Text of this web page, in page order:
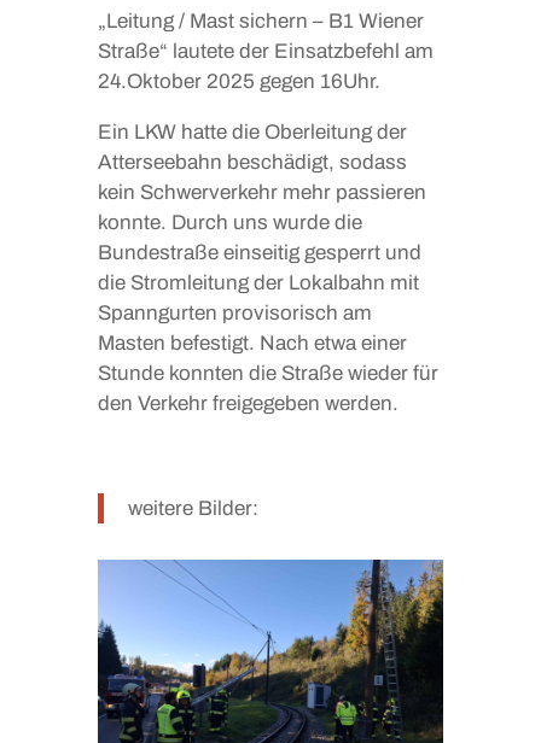
„Leitung / Mast sichern – B1 Wiener
Straße“ lautete der Einsatzbefehl am
24.Oktober 2025 gegen 16Uhr.
Ein LKW hatte die Oberleitung der
Atterseebahn beschädigt, sodass
kein Schwerverkehr mehr passieren
konnte. Durch uns wurde die
Bundestraße einseitig gesperrt und
die Stromleitung der Lokalbahn mit
Spanngurten provisorisch am
Masten befestigt. Nach etwa einer
Stunde konnten die Straße wieder für
den Verkehr freigegeben werden.
weitere Bilder: